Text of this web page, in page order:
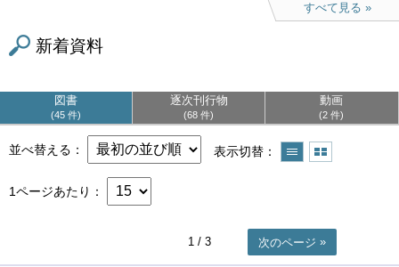
すべて見る
新着資料
図書
45 件
逐次刊行物
68 件
動画
2 件
並べ替える 表示切替
1ページあたり
1 / 3 次のページ